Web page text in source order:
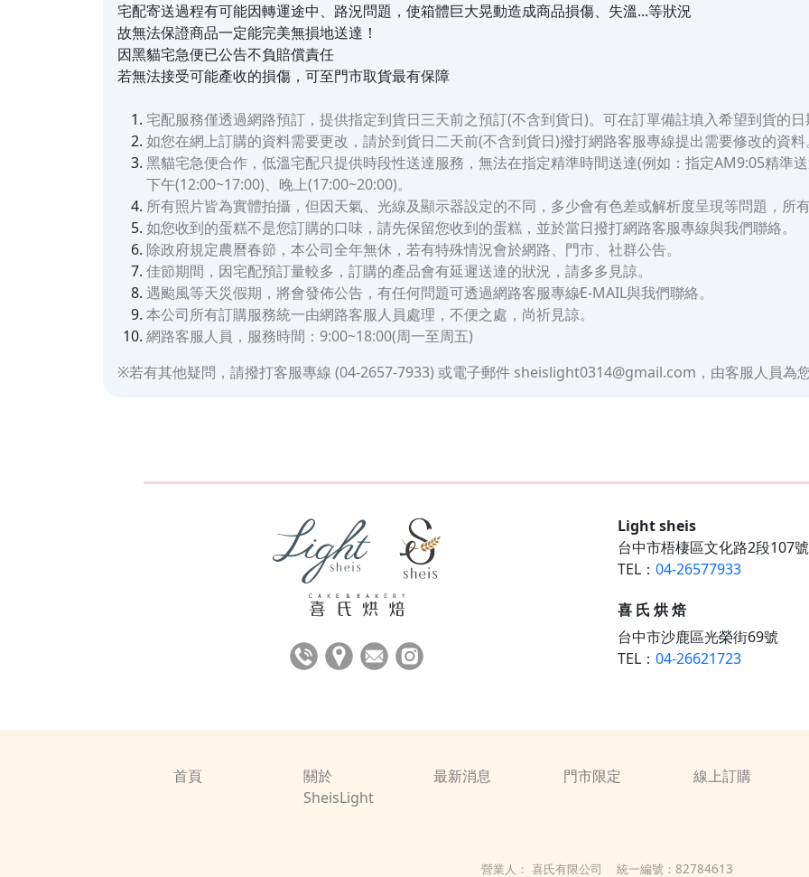
宅配寄送過程有可能因轉運途中、路況問題，使箱體巨大晃動造成商品損傷、失溫...等狀況
故無法保證商品一定能完美無損地送達！
因黑貓宅急便已公告不負賠償責任
若無法接受可能產收的損傷，可至門市取貨最有保障
宅配服務僅透過網路預訂，提供指定到貨日三天前之預訂(不含到貨日)。可在訂單備註填入希望到貨的
如您在網上訂購的資料需要更改，請於到貨日二天前(不含到貨日)撥打網路客服專線提出需要修改的資料
黑貓宅急便合作，低溫宅配只提供時段性送達服務，無法在指定精準時間送達(例如：指定AM9:05精準
下午(12:00~17:00)、晚上(17:00~20:00)。
所有照片皆為實體拍攝，但因天氣、光線及顯示器設定的不同，多少會有色差或解析度呈現等問題，所
如您收到的蛋糕不是您訂購的口味，請先保留您收到的蛋糕，並於當日撥打網路客服專線與我們聯絡。
除政府規定農曆春節，本公司全年無休，若有特殊情況會於網路、門市、社群公告。
佳節期間，因宅配預訂量較多，訂購的產品會有延遲送達的狀況，請多多見諒。
遇颱風等天災假期，將會發佈公告，有任何問題可透過網路客服專線∕E-MAIL與我們聯絡。
本公司所有訂購服務統一由網路客服人員處理，不便之處，尚祈見諒。
網路客服人員，服務時間：9:00~18:00(周一至周五)
※若有其他疑問，請撥打客服專線 (04-2657-7933) 或電子郵件 sheislight0314@gmail.com，由客服人員為
Light sheis
台中市梧棲區文化路2段107號
TEL： 04-26577933
喜 氏 烘 焙
台中市沙鹿區光榮街69號
TEL： 04-26621723
首頁
關於
SheisLight
最新消息 門市限定 線上訂購
營業人： 喜氏有限公司 統一編號： 82784613